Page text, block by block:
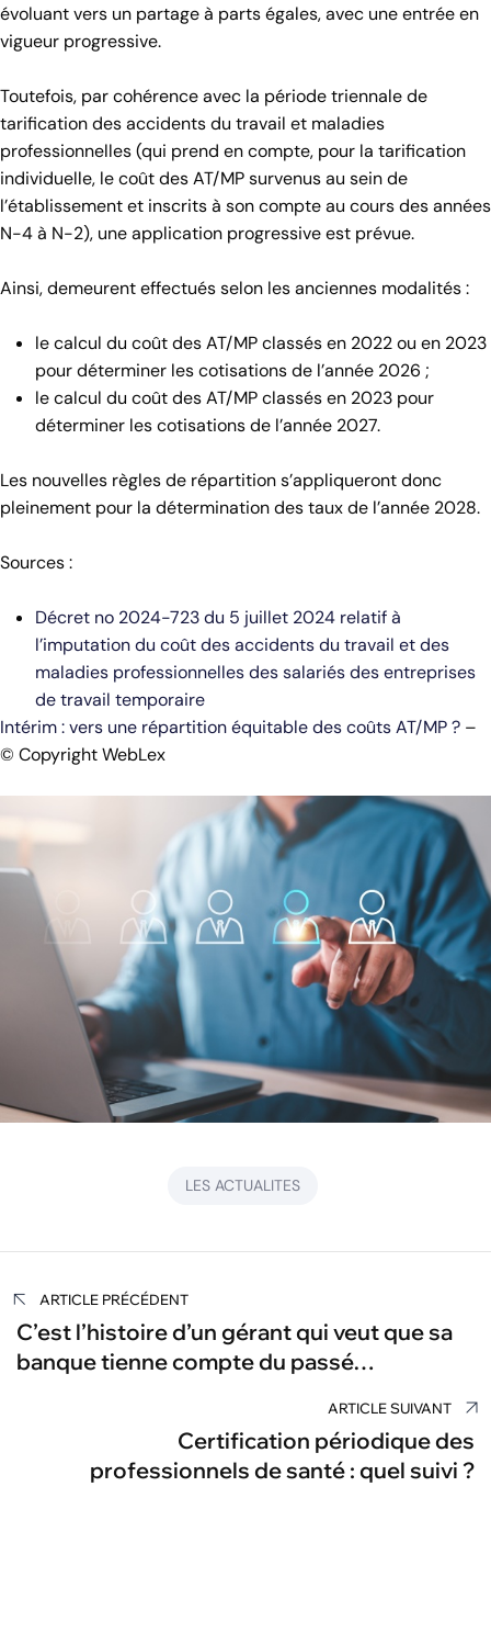
évoluant vers un partage à parts égales, avec une entrée en
vigueur progressive.
Toutefois, par cohérence avec la période triennale de
tarification des accidents du travail et maladies
professionnelles (qui prend en compte, pour la tarification
individuelle, le coût des AT/MP survenus au sein de
l’établissement et inscrits à son compte au cours des années
N-4 à N-2), une application progressive est prévue.
Ainsi, demeurent effectués selon les anciennes modalités :
le calcul du coût des AT/MP classés en 2022 ou en 2023
pour déterminer les cotisations de l’année 2026 ;
le calcul du coût des AT/MP classés en 2023 pour
déterminer les cotisations de l’année 2027.
Les nouvelles règles de répartition s’appliqueront donc
pleinement pour la détermination des taux de l’année 2028.
Sources :
Décret no 2024-723 du 5 juillet 2024 relatif à
l’imputation du coût des accidents du travail et des
maladies professionnelles des salariés des entreprises
de travail temporaire
Intérim : vers une répartition équitable des coûts AT/MP ? –
© Copyright WebLex
LES ACTUALITES
Navigation
de
l’article
ARTICLE PRÉCÉDENT
C’est l’histoire d’un gérant qui veut que sa
banque tienne compte du passé…
ARTICLE SUIVANT
Certification périodique des
professionnels de santé : quel suivi ?